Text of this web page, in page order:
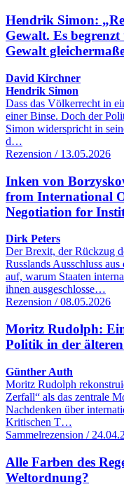
Hendrik Simon:
Gewalt. Es
Gewalt
David Kirchner
Hendrik Simon
Dass das Völkerrecht in
einer Binse. Doch der
Simon widerspricht in
d…
Rezension / 13.05.2026
Inken von
from International
Negotiation for
Dirk Peters
Der Brexit, der Rückzug
Russlands Ausschluss
auf, warum Staaten
ihnen ausgeschlosse…
Rezension / 08.05.2026
Moritz Rudolph:
Politik in der
Günther Auth
Moritz Rudolph
Zerfall“ als das zentrale
Nachdenken über
Kritischen T…
Sammelrezension /
Alle Farben des
Weltordnung?